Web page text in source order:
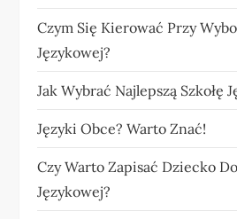
Czym Się Kierować Przy
Językowej?
Jak Wybrać Najlepszą Szkołę
Języki Obce? Warto Znać!
Czy Warto Zapisać Dziecko
Językowej?